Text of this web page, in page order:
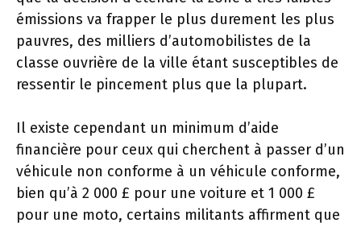
émissions va frapper le plus durement les plus
pauvres, des milliers d’automobilistes de la
classe ouvrière de la ville étant susceptibles de
ressentir le pincement plus que la plupart.
Il existe cependant un minimum d’aide
financière pour ceux qui cherchent à passer d’un
véhicule non conforme à un véhicule conforme,
bien qu’à 2 000 £ pour une voiture et 1 000 £
pour une moto, certains militants affirment que